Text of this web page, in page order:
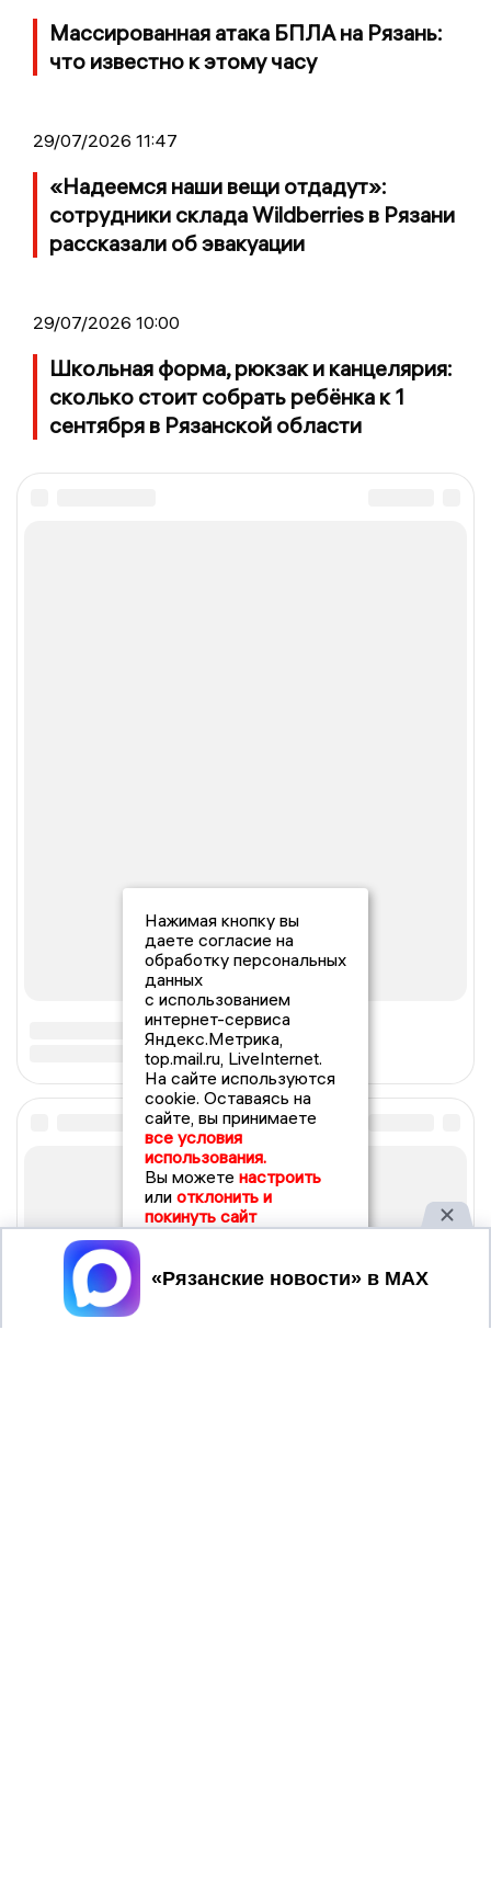
Массированная атака БПЛА на Рязань:
что известно к этому часу
29/07/2026 11:47
«Надеемся наши вещи отдадут»:
сотрудники склада Wildberries в Рязани
рассказали об эвакуации
29/07/2026 10:00
Школьная форма, рюкзак и канцелярия:
сколько стоит собрать ребёнка к 1
сентября в Рязанской области
Нажимая кнопку вы
даете согласие на
обработку персональных
данных
с использованием
интернет-сервиса
Яндекс.Метрика,
top.mail.ru, LiveInternet.
На сайте используются
cookie. Оставаясь на
сайте, вы принимаете
все условия
использования.
Вы можете настроить
или отклонить и
покинуть сайт
Принять